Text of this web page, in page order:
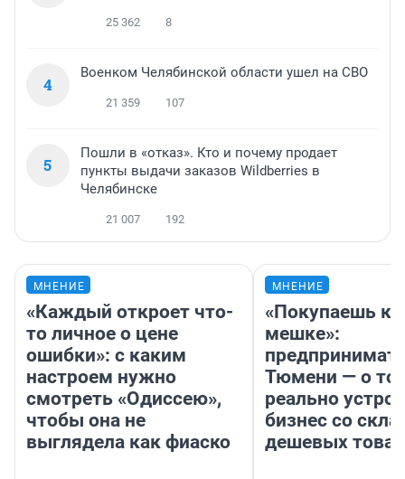
25 362 8
4
Военком Челябинской области ушел на СВО
21 359 107
5
Пошли в «отказ». Кто и почему продает
пункты выдачи заказов Wildberries в
Челябинске
21 007 192
МНЕНИЕ
«Каждый откроет что-
то личное о цене
ошибки»: с каким
настроем нужно
смотреть «Одиссею»,
чтобы она не
выглядела как фиаско
МНЕНИЕ
«Покупаешь
мешке»:
Тюмени — о
реально
бизнес со
дешевых